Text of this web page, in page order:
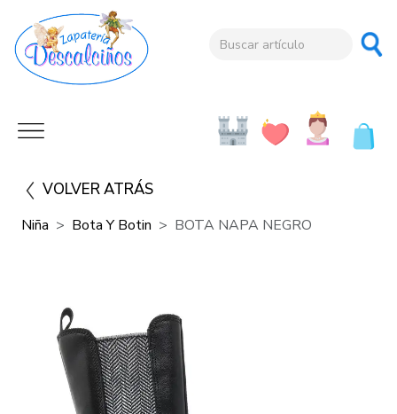
VOLVER ATRÁS
Niña Bota Y Botin BOTA NAPA NEGRO